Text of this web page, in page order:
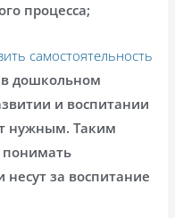
процесса;
самостоятельность
дошкольном
и воспитании
нужным. Таким
понимать
несут за воспитание